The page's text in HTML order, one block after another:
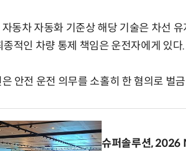
동차 자동화 기준상 해당 기술은 차선
종적인 차량 통제 책임은 운전자에게 있다.
은 안전 운전 의무를 소홀히 한 혐의로 벌
슈퍼솔루션,